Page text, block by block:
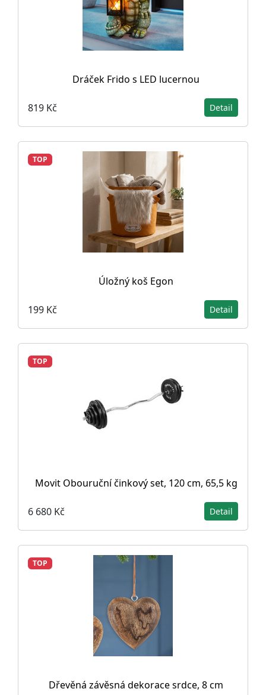
Dráček Frido s LED lucernou
819 Kč Detail
TOP
Úložný koš Egon
199 Kč Detail
TOP
Movit Obouruční činkový set, 120 cm, 65,5 kg
6 680 Kč Detail
TOP
Dřevěná závěsná dekorace srdce, 8 cm